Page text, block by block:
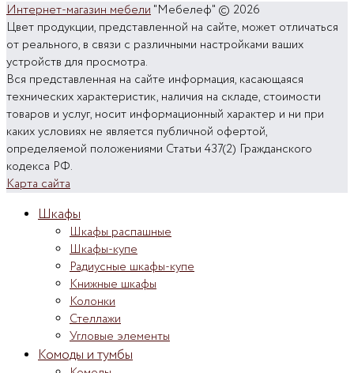
Интернет-магазин мебели"Мебелеф" © 2026
Цвет продукции, представленной на сайте, может отличаться
от реального, в связи с различными настройками ваших
устройств для просмотра.
Вся представленная на сайте информация, касающаяся
технических характеристик, наличия на складе, стоимости
товаров и услуг, носит информационный характер и ни при
каких условиях не является публичной офертой,
определяемой положениями Статьи 437(2) Гражданского
кодекса РФ.
Карта сайта
Шкафы
Шкафы распашные
Шкафы-купе
Радиусные шкафы-купе
Книжные шкафы
Колонки
Стеллажи
Угловые элементы
Комоды и тумбы